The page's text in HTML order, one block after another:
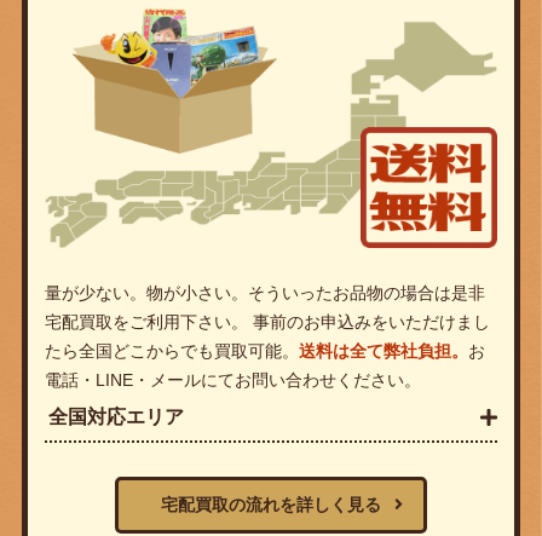
量が少ない。物が小さい。そういったお品物の場合は是非
宅配買取をご利用下さい。 事前のお申込みをいただけまし
たら全国どこからでも買取可能。 送料は全て弊社負担。 お
電話・LINE・メールにてお問い合わせください。
全国対応エリア
宅配買取の流れを詳しく見る